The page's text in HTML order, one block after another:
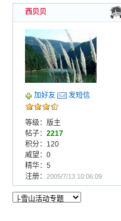
西贝贝
加好友 发短信
等级：版主
帖子： 2217
积分：120
威望：0
精华：5
注册：
2005/7/13 10:06:09